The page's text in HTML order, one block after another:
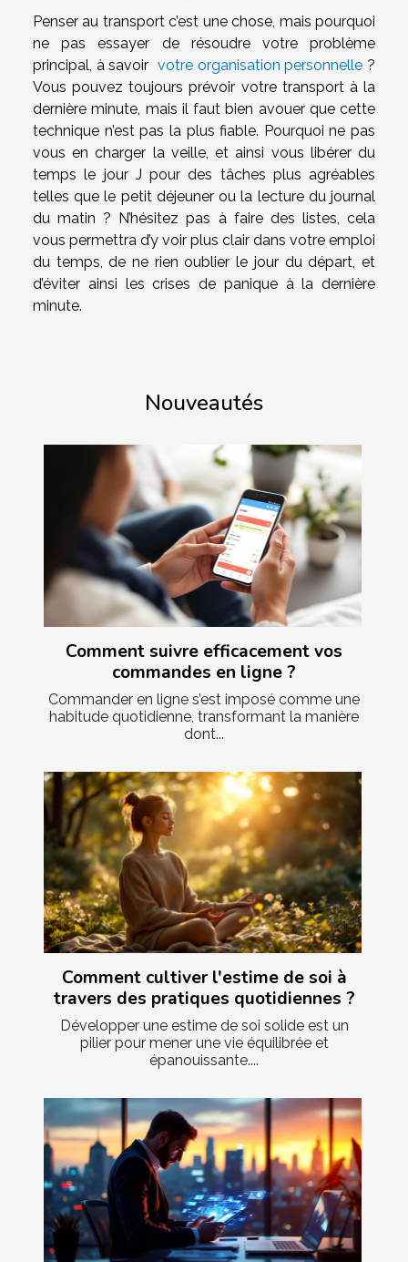
Penser au transport c’est une chose, mais pourquoi
ne pas essayer de résoudre votre problème
principal, à savoir votre organisation personnelle ?
Vous pouvez toujours prévoir votre transport à la
dernière minute, mais il faut bien avouer que cette
technique n’est pas la plus fiable. Pourquoi ne pas
vous en charger la veille, et ainsi vous libérer du
temps le jour J pour des tâches plus agréables
telles que le petit déjeuner ou la lecture du journal
du matin ? N’hésitez pas à faire des listes, cela
vous permettra d’y voir plus clair dans votre emploi
du temps, de ne rien oublier le jour du départ, et
d’éviter ainsi les crises de panique à la dernière
minute.
Nouveautés
Comment suivre efficacement vos
commandes en ligne ?
Commander en ligne s’est imposé comme une
habitude quotidienne, transformant la manière
dont...
Comment cultiver l'estime de soi à
travers des pratiques quotidiennes ?
Développer une estime de soi solide est un
pilier pour mener une vie équilibrée et
épanouissante....